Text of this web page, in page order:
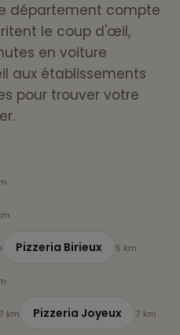
département compte
le coup d'œil,
en voiture
aux établissements
pour trouver votre
Pizzeria Birieux 5 km
7 km Pizzeria Joyeux 7 km